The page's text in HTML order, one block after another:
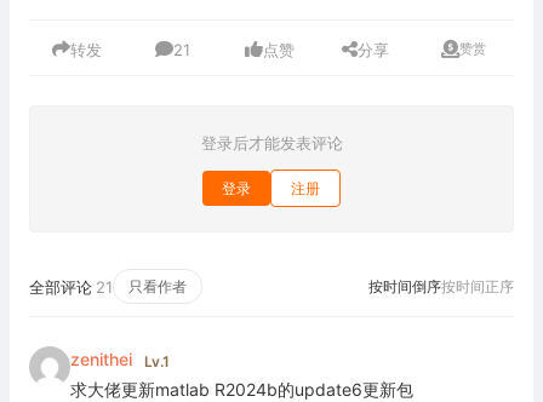
转发 21 点赞 分享 赞赏
登录后才能发表评论
登录 注册
全部评论 21 只看作者 按时间倒序按时间正序
zenithei Lv.1
求大佬更新matlab R2024b的update6更新包